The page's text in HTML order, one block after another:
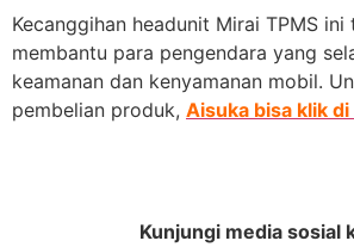
Kecanggihan headunit Mirai TPMS ini
membantu para pengendara yang
keamanan dan kenyamanan mobil.
pembelian produk, Aisuka bisa klik di
Kunjungi media sosial